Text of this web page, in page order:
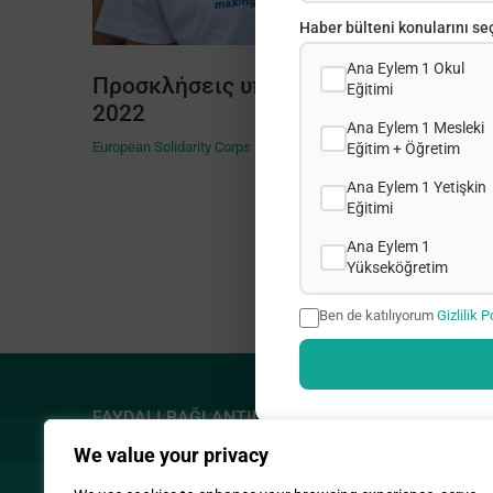
We value your privacy
Προσκλήσεις υποβολής προτάσεων
2022
European Solidarity Corps
FAYDALI BAĞLANTILAR
Gizlilik Politikası
Çerez Politikamız
Haber bülteni konularını
Ana Eylem 1 Okul
Eğitimi
Ana Eylem 1 Mesleki
Eğitim + Öğretim
Ana Eylem 1 Yetişkin
Eğitimi
Ana Eylem 1
Yükseköğretim
Ben de katılıyorum Gizlilik